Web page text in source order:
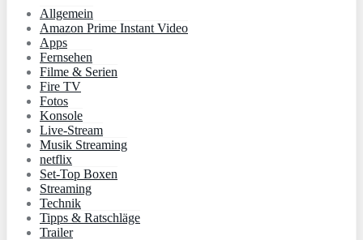
Allgemein
Amazon Prime Instant Video
Apps
Fernsehen
Filme & Serien
Fire TV
Fotos
Konsole
Live-Stream
Musik Streaming
netflix
Set-Top Boxen
Streaming
Technik
Tipps & Ratschläge
Trailer